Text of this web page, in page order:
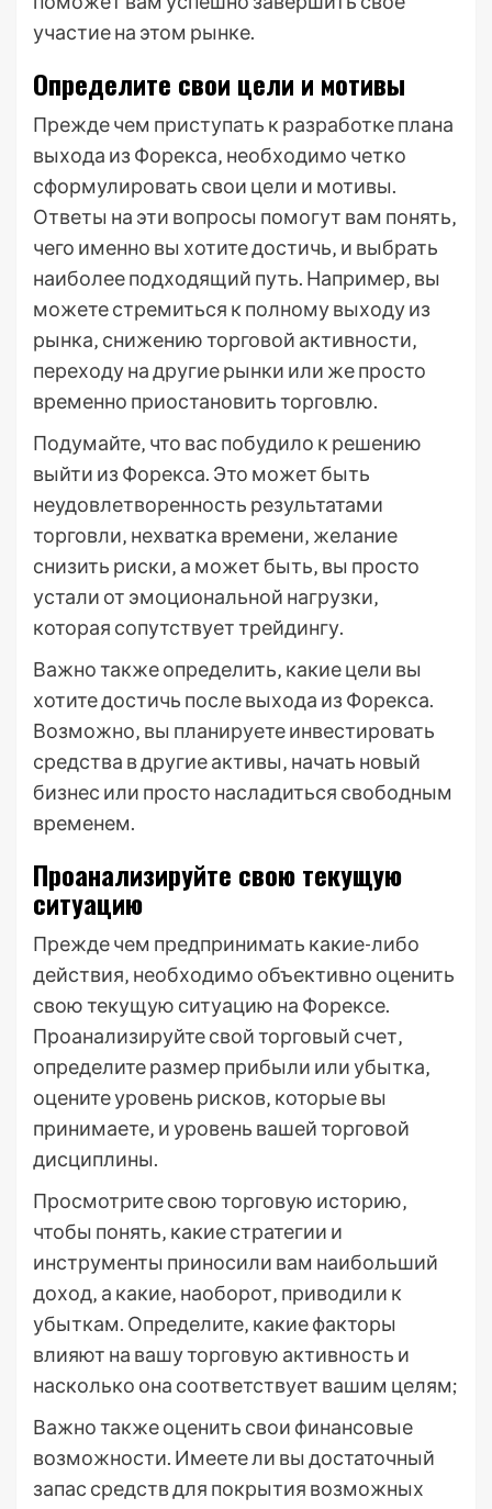
участие на этом рынке.
Определите свои цели и мотивы
Прежде чем приступать к разработке плана
выхода из Форекса‚ необходимо четко
сформулировать свои цели и мотивы.
Ответы на эти вопросы помогут вам понять‚
чего именно вы хотите достичь‚ и выбрать
наиболее подходящий путь. Например‚ вы
можете стремиться к полному выходу из
рынка‚ снижению торговой активности‚
переходу на другие рынки или же просто
временно приостановить торговлю.
Подумайте‚ что вас побудило к решению
выйти из Форекса. Это может быть
неудовлетворенность результатами
торговли‚ нехватка времени‚ желание
снизить риски‚ а может быть‚ вы просто
устали от эмоциональной нагрузки‚
которая сопутствует трейдингу.
Важно также определить‚ какие цели вы
хотите достичь после выхода из Форекса.
Возможно‚ вы планируете инвестировать
средства в другие активы‚ начать новый
бизнес или просто насладиться свободным
временем.
Проанализируйте свою текущую
ситуацию
Прежде чем предпринимать какие-либо
действия‚ необходимо объективно оценить
свою текущую ситуацию на Форексе.
Проанализируйте свой торговый счет‚
определите размер прибыли или убытка‚
оцените уровень рисков‚ которые вы
принимаете‚ и уровень вашей торговой
дисциплины.
Просмотрите свою торговую историю‚
чтобы понять‚ какие стратегии и
инструменты приносили вам наибольший
доход‚ а какие‚ наоборот‚ приводили к
убыткам. Определите‚ какие факторы
влияют на вашу торговую активность и
насколько она соответствует вашим целям;
Важно также оценить свои финансовые
возможности. Имеете ли вы достаточный
запас средств для покрытия возможных